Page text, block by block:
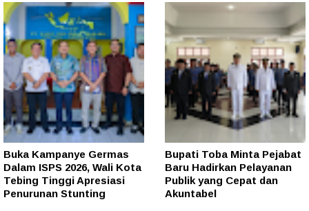
Buka Kampanye Germas
Dalam ISPS 2026, Wali Kota
Tebing Tinggi Apresiasi
Penurunan Stunting
Bupati Toba Minta Pejabat
Baru Hadirkan Pelayanan
Publik yang Cepat dan
Akuntabel